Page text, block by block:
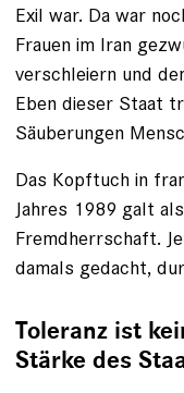
Exil war. Da war
Frauen im Iran
verschleiern und
Eben dieser Staat
Säuberungen
Das Kopftuch in
Jahres 1989 galt
Fremdherrschaft.
damals gedacht,
Toleranz ist
Stärke des